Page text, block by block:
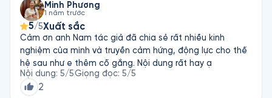
Minh Phương
1 năm trước
5/5Xuất sắc
Cảm ơn anh Nam tác giả đã chia sẻ rất nhiều kinh
nghiệm của mình và truyền cảm hứng, động lực cho thế
hệ sau như e thêm cố gắng. Nội dung rất hay ạ
Nội dung: 5/5Giọng đọc: 5/5
2